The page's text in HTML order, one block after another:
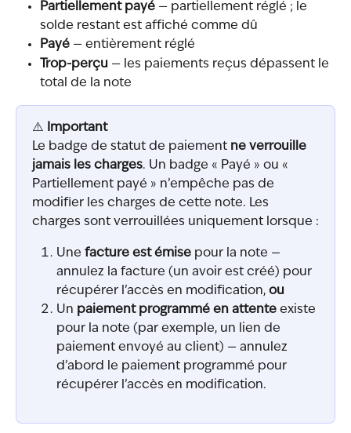
Partiellement payé — partiellement réglé ; le
solde restant est affiché comme dû
Payé — entièrement réglé
Trop-perçu — les paiements reçus dépassent le
total de la note
⚠️
Important
Le badge de statut de paiement ne verrouille
jamais les charges. Un badge « Payé » ou «
Partiellement payé » n’empêche pas de
modifier les charges de cette note. Les
charges sont verrouillées uniquement lorsque :
Une facture est émise pour la note —
annulez la facture (un avoir est créé) pour
récupérer l’accès en modification, ou
Un paiement programmé en attente existe
pour la note (par exemple, un lien de
paiement envoyé au client) — annulez
d’abord le paiement programmé pour
récupérer l’accès en modification.